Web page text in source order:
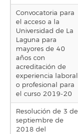
Convocatoria para
el acceso a la
Universidad de La
Laguna para
mayores de 40
años con
acreditación de
experiencia laboral
o profesional para
el curso 2019-20
Resolución de 3 de
septiembre de
2018 del